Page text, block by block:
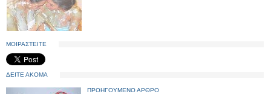
ΜΟΙΡΑΣΤΕΙΤΕ
ΔΕΙΤΕ ΑΚΟΜΑ
ΠΡΟΗΓΟΥΜΕΝΟ ΑΡΘΡΟ